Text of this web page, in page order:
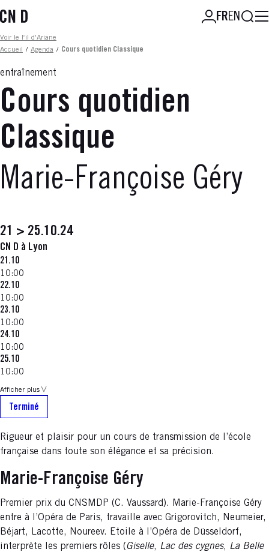
au
principal
FREN
Fil d'ariane
Voir le Fil d'Ariane
Accueil
/ Agenda / Cours quotidien Classique
entraînement
Cours quotidien
Classique
Marie-Françoise Géry
21 > 25.10.24
CN D à Lyon
21.10
10:00
22.10
10:00
23.10
10:00
24.10
10:00
25.10
10:00
Afficher plus
Terminé
Rigueur et plaisir pour un cours de transmission de l’école
française dans toute son élégance et sa précision.
Marie-Françoise Géry
Premier prix du CNSMDP (C. Vaussard). Marie-Françoise Géry
entre à l’Opéra de Paris, travaille avec Grigorovitch, Neumeier,
Béjart, Lacotte, Noureev. Etoile à l’Opéra de Düsseldorf,
interprète les premiers rôles (Giselle, Lac des cygnes, La Belle